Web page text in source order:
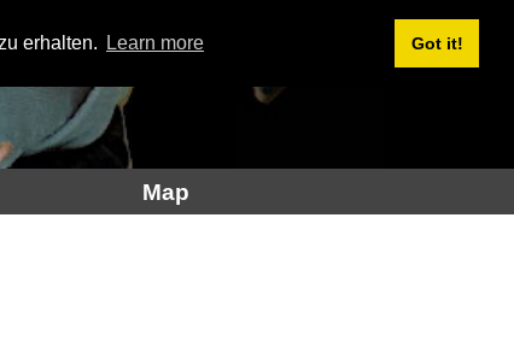
erhalten. Learn more Got it!
Map